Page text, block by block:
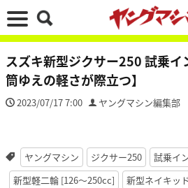
スズキ新型ジクサー250 試乗
筒ゆえの軽さが際立つ】
2023/07/17 7:00 ヤングマシン編集部
ヤングマシン ジクサー250
試乗イ
新型軽二輪 [126〜250cc]
新型ネイキッド